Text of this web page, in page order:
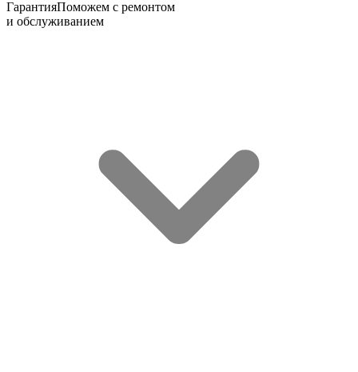
ГарантияПоможем с ремонтом
и обслуживанием